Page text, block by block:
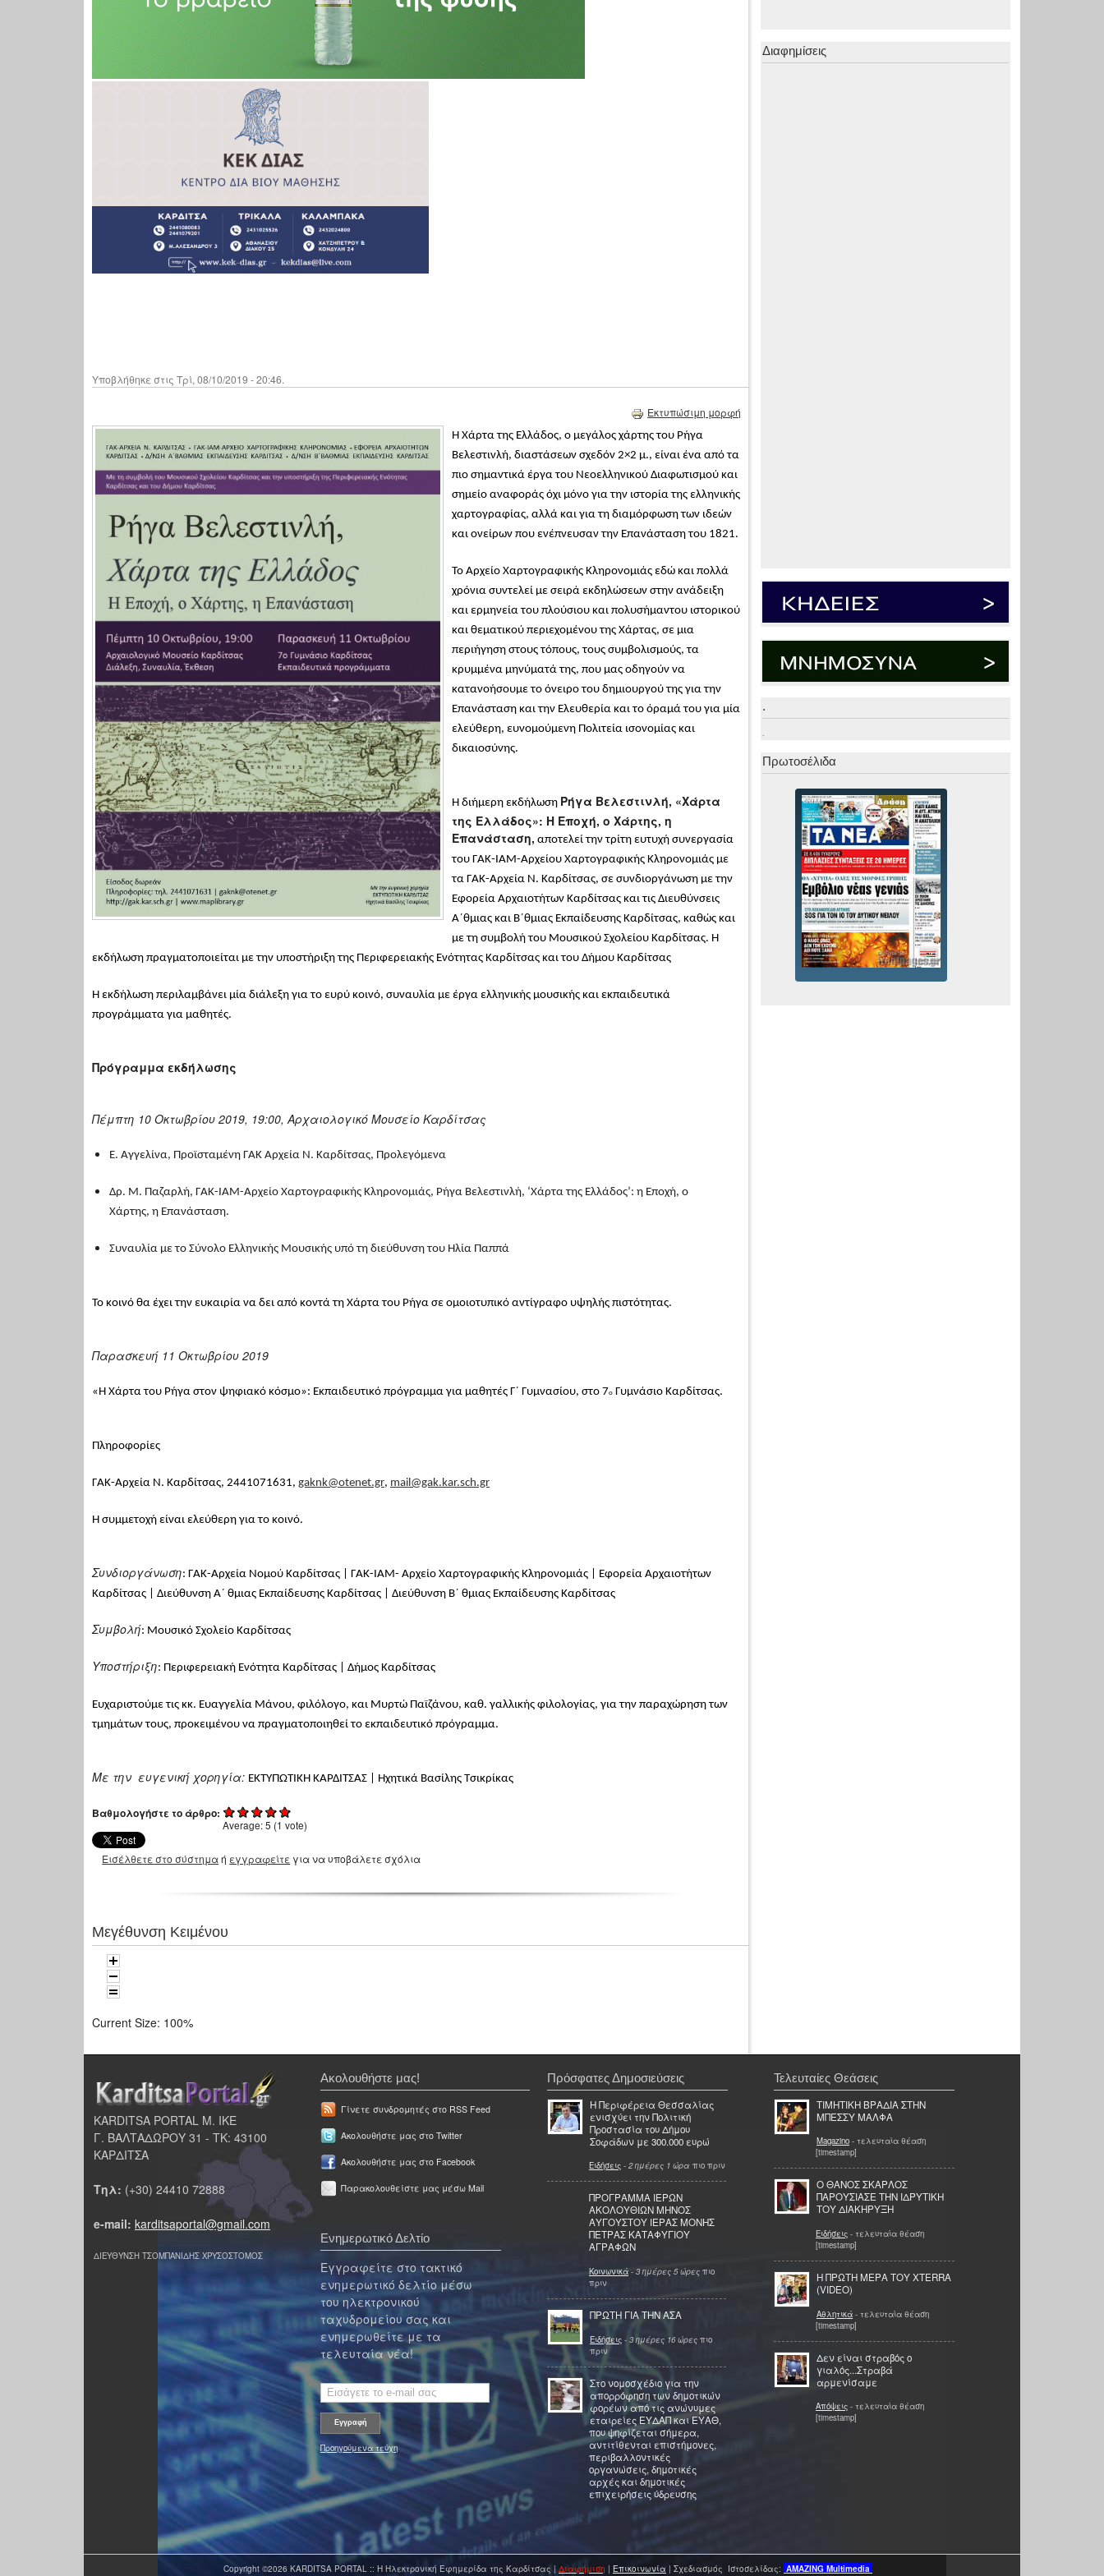
Υποβλήθηκε στις Τρί, 08/10/2019 - 20:46.
Εκτυπώσιμη μορφή
Η Χάρτα της Ελλάδος, ο μεγάλος χάρτης του Ρήγα
Βελεστινλή, διαστάσεων σχεδόν 2×2 μ., είναι ένα από τα
πιο σημαντικά έργα του Nεοελληνικού Διαφωτισμού και
σημείο αναφοράς όχι μόνο για την ιστορία της ελληνικής
χαρτογραφίας, αλλά και για τη διαμόρφωση των ιδεών
και ονείρων που ενέπνευσαν την Επανάσταση του 1821.
Το Αρχείο Χαρτογραφικής Κληρονομιάς εδώ και πολλά
χρόνια συντελεί με σειρά εκδηλώσεων στην ανάδειξη
και ερμηνεία του πλούσιου και πολυσήμαντου ιστορικού
και θεματικού περιεχομένου της Χάρτας, σε μια
περιήγηση στους τόπους, τους συμβολισμούς, τα
κρυμμένα μηνύματά της, που μας οδηγούν να
κατανοήσουμε το όνειρο του δημιουργού της για την
Επανάσταση και την Ελευθερία και το όραμά του για μία
ελεύθερη, ευνομούμενη Πολιτεία ισονομίας και
δικαιοσύνης.
Η διήμερη εκδήλωση Ρήγα Βελεστινλή, «Χάρτα
της Ελλάδος»: Η Εποχή, ο Χάρτης, η
Επανάσταση, αποτελεί την τρίτη ευτυχή συνεργασία
του ΓΑΚ-ΙΑΜ-Αρχείου Χαρτογραφικής Κληρονομιάς με
τα ΓΑΚ-Αρχεία Ν. Καρδίτσας, σε συνδιοργάνωση με την
Εφορεία Αρχαιοτήτων Καρδίτσας και τις Διευθύνσεις
Α΄θμιας και Β΄θμιας Εκπαίδευσης Καρδίτσας, καθώς και
με τη συμβολή του Μουσικού Σχολείου Καρδίτσας. Η
εκδήλωση πραγματοποιείται με την υποστήριξη της Περιφερειακής Ενότητας Καρδίτσας και του Δήμου Καρδίτσας
Η εκδήλωση περιλαμβάνει μία διάλεξη για το ευρύ κοινό, συναυλία με έργα ελληνικής μουσικής και εκπαιδευτικά
προγράμματα για μαθητές.
Πρόγραμμα εκδήλωσης
Πέμπτη 10 Οκτωβρίου 2019, 19:00, Αρχαιολογικό Μουσείο Καρδίτσας
E. Αγγελίνα, Προϊσταμένη ΓΑΚ Αρχεία Ν. Καρδίτσας, Προλεγόμενα
Δρ. Μ. Παζαρλή, ΓΑΚ-ΙΑΜ-Αρχείο Χαρτογραφικής Κληρονομιάς, Ρήγα Βελεστινλή, ‘Χάρτα της Ελλάδος’: η Εποχή, ο
Χάρτης, η Επανάσταση.
Συναυλία με το Σύνολο Ελληνικής Μουσικής υπό τη διεύθυνση του Ηλία Παππά
Το κοινό θα έχει την ευκαιρία να δει από κοντά τη Χάρτα του Ρήγα σε ομοιοτυπικό αντίγραφο υψηλής πιστότητας.
Παρασκευή 11 Οκτωβρίου 2019
«Η Χάρτα του Ρήγα στον ψηφιακό κόσμο»: Εκπαιδευτικό πρόγραμμα για μαθητές Γ΄ Γυμνασίου, στο 7ο Γυμνάσιο Καρδίτσας.
Πληροφορίες
ΓΑΚ-Αρχεία Ν. Καρδίτσας, 2441071631, gaknk@otenet.gr, mail@gak.kar.sch.gr
Η συμμετοχή είναι ελεύθερη για το κοινό.
Συνδιοργάνωση: ΓΑΚ-Αρχεία Νομού Καρδίτσας | ΓΑΚ-ΙΑΜ- Αρχείο Χαρτογραφικής Κληρονομιάς | Εφορεία Αρχαιοτήτων
Καρδίτσας | Διεύθυνση Α΄ θμιας Εκπαίδευσης Καρδίτσας | Διεύθυνση Β΄ θμιας Εκπαίδευσης Καρδίτσας
Συμβολή: Μουσικό Σχολείο Καρδίτσας
Υποστήριξη: Περιφερειακή Ενότητα Καρδίτσας | Δήμος Καρδίτσας
Ευχαριστούμε τις κκ. Ευαγγελία Μάνου, φιλόλογο, και Μυρτώ Παϊζάνου, καθ. γαλλικής φιλολογίας, για την παραχώρηση των
τμημάτων τους, προκειμένου να πραγματοποιηθεί το εκπαιδευτικό πρόγραμμα.
Με την ευγενική χορηγία: ΕΚΤΥΠΩΤΙΚΗ ΚΑΡΔΙΤΣΑΣ | Ηχητικά Βασίλης Τσικρίκας
Βαθμολογήστε το άρθρο:
Average:5 (1 vote)
Εισέλθετε στο σύστημαή εγγραφείτε για να υποβάλετε σχόλια
Μεγέθυνση Κειμένου
Current Size: 100%
Διαφημίσεις
.
.
Πρωτοσέλιδα
KARDITSA PORTAL Μ. ΙΚΕ
Γ. ΒΑΛΤΑΔΩΡΟΥ 31 - ΤΚ: 43100
ΚΑΡΔΙΤΣΑ
Τηλ: (+30) 24410 72888
e-mail: karditsaportal@gmail.com
ΔΙΕΥΘΥΝΣΗ ΤΣΟΜΠΑΝΙΔΗΣ ΧΡΥΣΟΣΤΟΜΟΣ
Ακολουθήστε μας!
Γίνετε συνδρομητές στο RSS Feed
Ακολουθήστε μας στο Twitter
Ακολουθήστε μας στο Facebook
Παρακολουθείστε μας μέσω Mail
Ενημερωτικό Δελτίο
Εγγραφείτε στο τακτικό
ενημερωτικό δελτίο μέσω
του ηλεκτρονικού
ταχυδρομείου σας και
ενημερωθείτε με τα
τελευταία νέα!
Προηγούμενα τεύχη
Πρόσφατες Δημοσιεύσεις
Η Περιφέρεια Θεσσαλίας
ενισχύει την Πολιτική
Προστασία του Δήμου
Σοφάδων με 300.000 ευρώ
Ειδήσεις - 2 ημέρες 1 ώρα πιο πριν
ΠΡΟΓΡΑΜΜΑ ΙΕΡΩΝ
ΑΚΟΛΟΥΘΙΩΝ ΜΗΝΟΣ
ΑΥΓΟΥΣΤΟΥ ΙΕΡΑΣ ΜΟΝΗΣ
ΠΕΤΡΑΣ ΚΑΤΑΦΥΓΙΟΥ
ΑΓΡΑΦΩΝ
Κοινωνικά - 3 ημέρες 5 ώρες πιο
πριν
ΠΡΩΤΗ ΓΙΑ ΤΗΝ ΑΣΑ
Ειδήσεις - 3 ημέρες 16 ώρες πιο
πριν
Στο νομοσχέδιο για την
απορρόφηση των δημοτικών
φορέων από τις ανώνυμες
εταιρείες ΕΥΔΑΠ και ΕΥΑΘ,
που ψηφίζεται σήμερα,
αντιτίθενται επιστήμονες,
περιβαλλοντικές
οργανώσεις, δημοτικές
αρχές και δημοτικές
επιχειρήσεις ύδρευσης
Τελευταίες Θεάσεις
ΤΙΜΗΤΙΚΗ ΒΡΑΔΙΑ ΣΤΗΝ
ΜΠΕΣΣΥ ΜΑΛΦΑ
Magazino - τελευταία θέαση
[timestamp]
Ο ΘΑΝΟΣ ΣΚΑΡΛΟΣ
ΠΑΡΟΥΣΙΑΣΕ ΤΗΝ ΙΔΡΥΤΙΚΗ
ΤΟΥ ΔΙΑΚΗΡΥΞΗ
Ειδήσεις - τελευταία θέαση
[timestamp]
Η ΠΡΩΤΗ ΜΕΡΑ ΤΟΥ XTERRA
(VIDEO)
Αθλητικά - τελευταία θέαση
[timestamp]
Δεν είναι στραβός ο
γιαλός...Στραβά
αρμενίσαμε
Απόψεις - τελευταία θέαση
[timestamp]
Copyright ©2026 KARDITSA PORTAL :: Η Ηλεκτρονική Εφημερίδα της Καρδίτσας | Διαφήμιση | Επικοινωνία | Σχεδιασμός Ιστοσελίδας: AMAZING Multimedia